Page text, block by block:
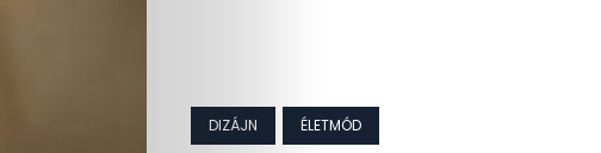
DIZÁJN ÉLETMÓD